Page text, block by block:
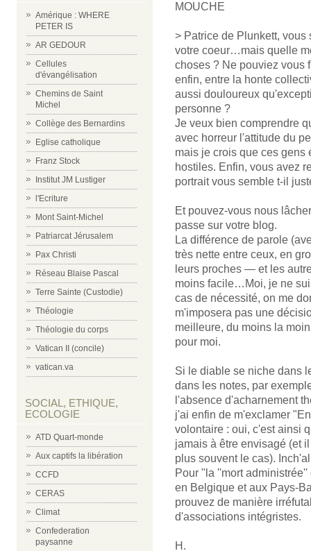
Amérique : WHERE
PETER IS
AR GEDOUR
Cellules
d'évangélisation
Chemins de Saint
Michel
Collège des Bernardins
Eglise catholique
Franz Stock
Institut JM Lustiger
l'Ecriture
Mont Saint-Michel
Patriarcat Jérusalem
Pax Christi
Réseau Blaise Pascal
Terre Sainte (Custodie)
Théologie
Théologie du corps
Vatican II (concile)
vatican.va
SOCIAL, ETHIQUE,
ECOLOGIE
ATD Quart-monde
Aux captifs la libération
CCFD
CERAS
Climat
Confederation
paysanne
MOUCHE
> Patrice de Plunkett, vous
votre coeur…mais quelle
choses ? Ne pouviez vous
enfin, entre la honte
aussi douloureux
personne ?
Je veux bien comprendre
avec horreur l'attitude du
mais je crois que ces gens
hostiles. Enfin, vous avez
portrait vous semble t-il
Et pouvez-vous nous
passe sur votre blog.
La différence de parole
très nette entre ceux, en
leurs proches — et les
moins facile…Moi, je ne
cas de nécessité, on me
m'imposera pas une
meilleure, du moins la
pour moi.
Si le diable se niche dans
dans les notes, par
l'absence d'acharnement
j'ai enfin de m'exclamer
volontaire : oui, c'est ainsi
jamais à être envisagé (et
plus souvent le cas).
Pour "la ''mort
en Belgique et aux Pays-
prouvez de manière
d'associations intégristes.
H.